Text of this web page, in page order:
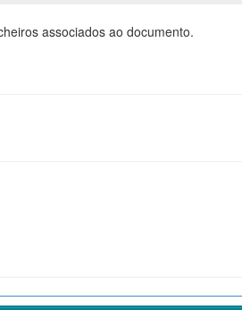
associados ao documento.